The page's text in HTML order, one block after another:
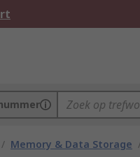
/ Memory & Data Storage